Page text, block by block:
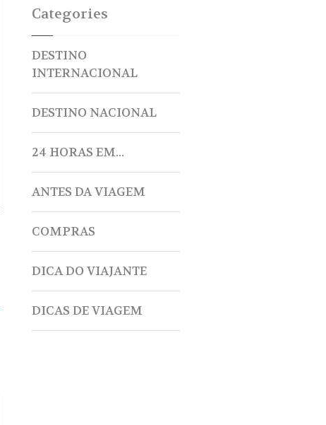
Categories
DESTINO
INTERNACIONAL
DESTINO NACIONAL
24 HORAS EM...
ANTES DA VIAGEM
COMPRAS
DICA DO VIAJANTE
DICAS DE VIAGEM